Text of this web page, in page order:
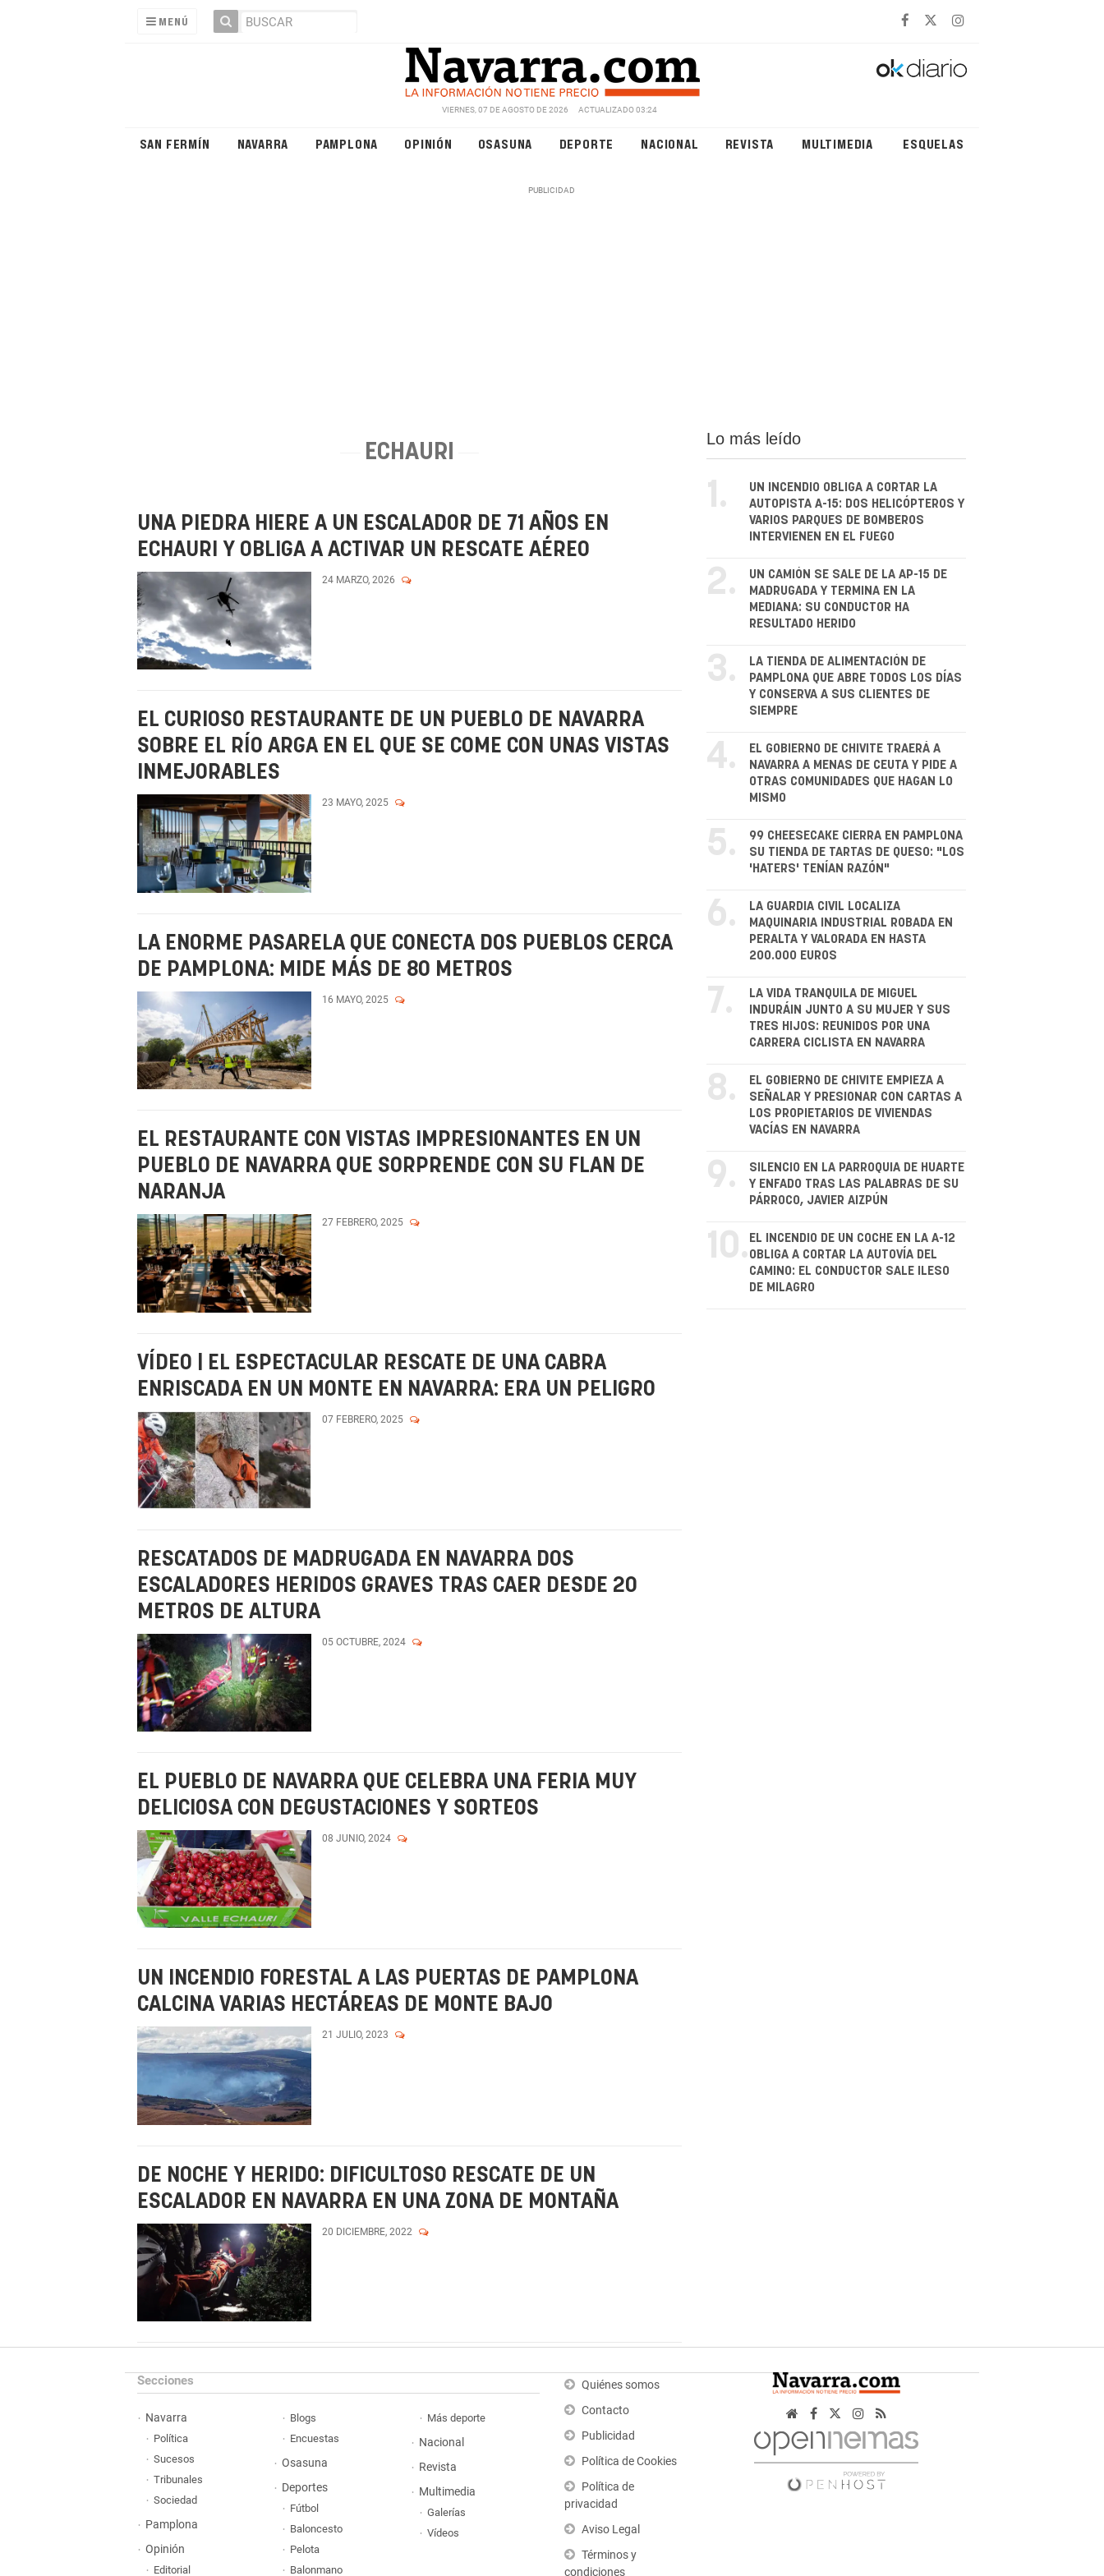
MENÚ
VIERNES, 07 DE AGOSTO DE 2026 ACTUALIZADO 03:24
SAN FERMÍN NAVARRA PAMPLONA OPINIÓN OSASUNA DEPORTE NACIONAL REVISTA MULTIMEDIA ESQUELAS
ECHAURI
UNA PIEDRA HIERE A UN ESCALADOR DE 71 AÑOS EN
ECHAURI Y OBLIGA A ACTIVAR UN RESCATE AÉREO
24 MARZO, 2026
EL CURIOSO RESTAURANTE DE UN PUEBLO DE NAVARRA
SOBRE EL RÍO ARGA EN EL QUE SE COME CON UNAS VISTAS
INMEJORABLES
23 MAYO, 2025
LA ENORME PASARELA QUE CONECTA DOS PUEBLOS CERCA
DE PAMPLONA: MIDE MÁS DE 80 METROS
16 MAYO, 2025
EL RESTAURANTE CON VISTAS IMPRESIONANTES EN UN
PUEBLO DE NAVARRA QUE SORPRENDE CON SU FLAN DE
NARANJA
27 FEBRERO, 2025
VÍDEO | EL ESPECTACULAR RESCATE DE UNA CABRA
ENRISCADA EN UN MONTE EN NAVARRA: ERA UN PELIGRO
07 FEBRERO, 2025
RESCATADOS DE MADRUGADA EN NAVARRA DOS
ESCALADORES HERIDOS GRAVES TRAS CAER DESDE 20
METROS DE ALTURA
05 OCTUBRE, 2024
EL PUEBLO DE NAVARRA QUE CELEBRA UNA FERIA MUY
DELICIOSA CON DEGUSTACIONES Y SORTEOS
08 JUNIO, 2024
UN INCENDIO FORESTAL A LAS PUERTAS DE PAMPLONA
CALCINA VARIAS HECTÁREAS DE MONTE BAJO
21 JULIO, 2023
DE NOCHE Y HERIDO: DIFICULTOSO RESCATE DE UN
ESCALADOR EN NAVARRA EN UNA ZONA DE MONTAÑA
20 DICIEMBRE, 2022
Lo más leído
1.
UN INCENDIO OBLIGA A CORTAR LA
AUTOPISTA A-15: DOS HELICÓPTEROS Y
VARIOS PARQUES DE BOMBEROS
INTERVIENEN EN EL FUEGO
2.
UN CAMIÓN SE SALE DE LA AP-15 DE
MADRUGADA Y TERMINA EN LA
MEDIANA: SU CONDUCTOR HA
RESULTADO HERIDO
3.
LA TIENDA DE ALIMENTACIÓN DE
PAMPLONA QUE ABRE TODOS LOS DÍAS
Y CONSERVA A SUS CLIENTES DE
SIEMPRE
4.
EL GOBIERNO DE CHIVITE TRAERÁ A
NAVARRA A MENAS DE CEUTA Y PIDE A
OTRAS COMUNIDADES QUE HAGAN LO
MISMO
5.
99 CHEESECAKE CIERRA EN PAMPLONA
SU TIENDA DE TARTAS DE QUESO: "LOS
'HATERS' TENÍAN RAZÓN"
6.
LA GUARDIA CIVIL LOCALIZA
MAQUINARIA INDUSTRIAL ROBADA EN
PERALTA Y VALORADA EN HASTA
200.000 EUROS
7.
LA VIDA TRANQUILA DE MIGUEL
INDURÁIN JUNTO A SU MUJER Y SUS
TRES HIJOS: REUNIDOS POR UNA
CARRERA CICLISTA EN NAVARRA
8.
EL GOBIERNO DE CHIVITE EMPIEZA A
SEÑALAR Y PRESIONAR CON CARTAS A
LOS PROPIETARIOS DE VIVIENDAS
VACÍAS EN NAVARRA
9.
SILENCIO EN LA PARROQUIA DE HUARTE
Y ENFADO TRAS LAS PALABRAS DE SU
PÁRROCO, JAVIER AIZPÚN
10. EL INCENDIO DE UN COCHE EN LA A-12
OBLIGA A CORTAR LA AUTOVÍA DEL
CAMINO: EL CONDUCTOR SALE ILESO
DE MILAGRO
Secciones
Navarra
Política
Sucesos
Tribunales
Sociedad
Pamplona
Opinión
Editorial
Blogs
Encuestas
Osasuna
Deportes
Fútbol
Baloncesto
Pelota
Balonmano
Más deporte
Nacional
Revista
Multimedia
Galerías
Vídeos
Quiénes somos
Contacto
Publicidad
Política de Cookies
Política de
privacidad
Aviso Legal
Términos y
condiciones